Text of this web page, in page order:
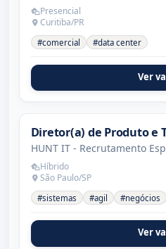
Presencial
Curitiba/PR
#comercial #data center
Ver
Diretor(a) de Produto e
HUNT IT - Recrutamento
Híbrido
São Paulo/SP
#sistemas #agil #negócios
Ver